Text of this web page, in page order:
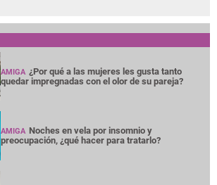
AMIGA ¿Por qué a las mujeres les gusta tanto
quedar impregnadas con el olor de su pareja?
AMIGA Noches en vela por insomnio y
preocupación, ¿qué hacer para tratarlo?